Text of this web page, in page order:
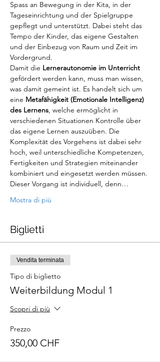
Spass an Bewegung in der Kita, in der
Tageseinrichtung und der Spielgruppe
gepflegt und unterstützt. Dabei steht das
Tempo der Kinder, das eigene Gestalten
und der Einbezug von Raum und Zeit im
Vordergrund.
Damit die Lernerautonomie im Unterricht
gefördert werden kann, muss man wissen,
was damit gemeint ist. Es handelt sich um
eine Metafähigkeit (Emotionale Intelligenz)
des Lernens, welche ermöglicht in
verschiedenen Situationen Kontrolle über
das eigene Lernen auszuüben. Die
Komplexität des Vorgehens ist dabei sehr
hoch, weil unterschiedliche Kompetenzen,
Fertigkeiten und Strategien miteinander
kombiniert und eingesetzt werden müssen.
Dieser Vorgang ist individuell, denn…
Mostra di più
Biglietti
Vendita terminata
Tipo di biglietto
Weiterbildung Modul 1
Scopri di più
Prezzo
350,00 CHF